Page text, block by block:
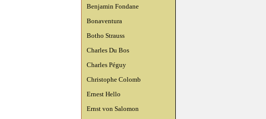
Benjamin Fondane
Bonaventura
Botho Strauss
Charles Du Bos
Charles Péguy
Christophe Colomb
Ernest Hello
Ernst von Salomon